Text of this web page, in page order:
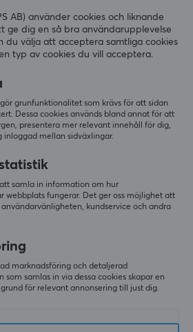
4
0%
3
0%
2
0%
1
0%
Community
AB) använder cookies och liknande
ge dig en så bra användarupplevelse
du välja att acceptera samtliga cookies
typ av cookies du vill acceptera.
grunfunktionalitet som krävs för att sidan
Dessa cookies används bland annat för att
presentera mer relevant innehåll för dig,
inloggad mellan sidväxlingar.
samla in information om hur
webbplats fungerar. Det ger oss möjlighet att
kundservice och andra
marknadsföring och detaljerad
som samlas in via dessa cookies skapar en
för relevant annonsering till just dig.